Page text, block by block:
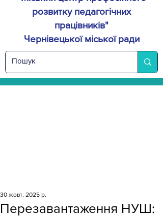
розвитку педагогічних
працівників"
Чернівецької міської ради
Перезавантаження НУШ:
30 жовт. 2025 р.